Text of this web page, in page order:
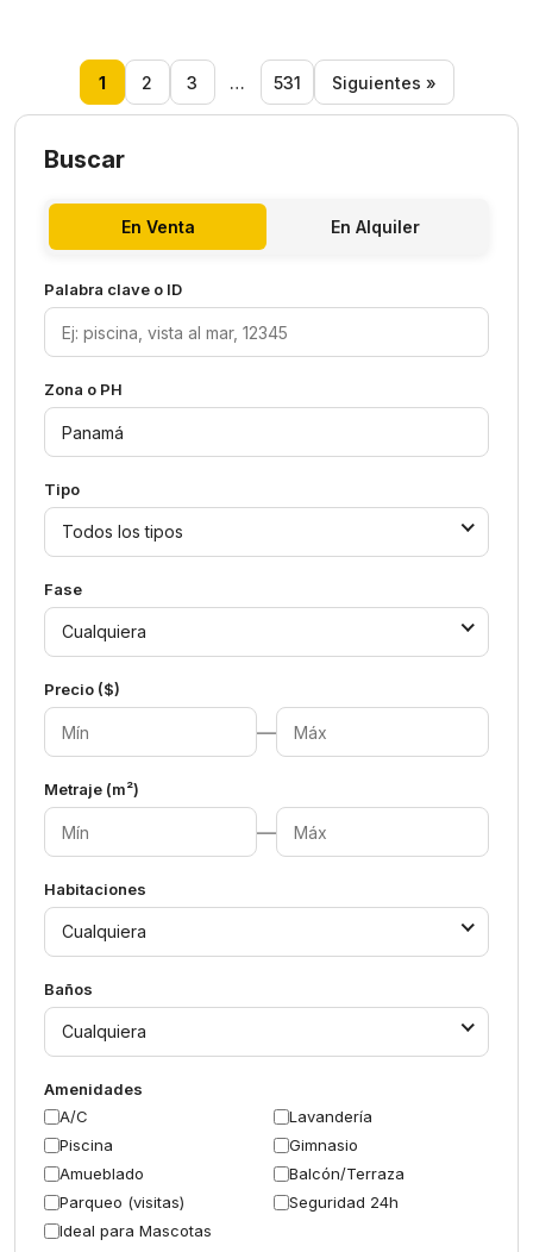
1 2 3 … 531 Siguientes »
Buscar
En Venta En Alquiler
Palabra clave o ID
Zona o PH
Tipo
Todos los tipos
Fase
Cualquiera
Precio ($)
—
Metraje (m²)
—
Habitaciones
Cualquiera
Baños
Cualquiera
Amenidades
A/C
Lavandería
Piscina
Gimnasio
Amueblado
Balcón/Terraza
Parqueo (visitas)
Seguridad 24h
Ideal para Mascotas